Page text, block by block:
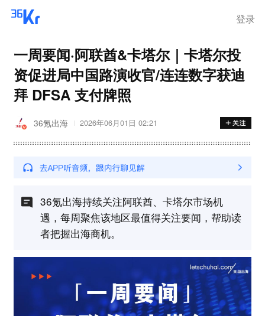
登录
一周要闻·阿联酋&卡塔尔｜卡塔尔投
资促进局中国路演收官/连连数字获迪
拜 DFSA 支付牌照
36氪出海 2026年06月01日 02:21
36氪出海持续关注阿联酋、卡塔尔市场机
遇，每周聚焦该地区最值得关注要闻，帮助读
者把握出海商机。